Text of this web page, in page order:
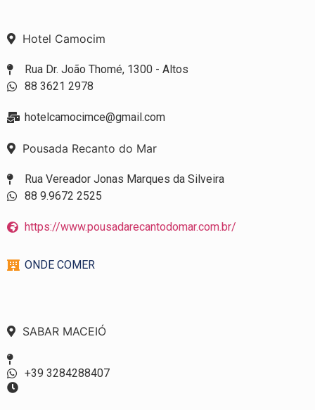
Hotel Camocim
Rua Dr. João Thomé, 1300 - Altos
88 3621 2978
hotelcamocimce@gmail.com
Pousada Recanto do Mar
Rua Vereador Jonas Marques da Silveira
88 9.9672 2525
https://www.pousadarecantodomar.com.br/
ONDE COMER
SABAR MACEIÓ
+39 3284288407